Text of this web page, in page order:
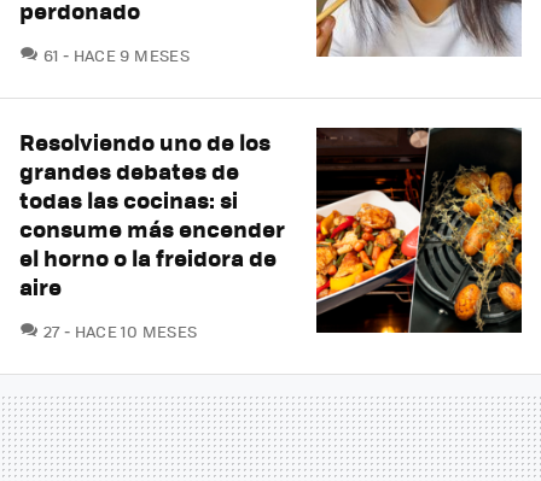
perdonado
61 COMENTARIOS
HACE 9 MESES
Resolviendo uno de los
grandes debates de
todas las cocinas: si
consume más encender
el horno o la freidora de
aire
27COMENTARIOS
HACE 10 MESES